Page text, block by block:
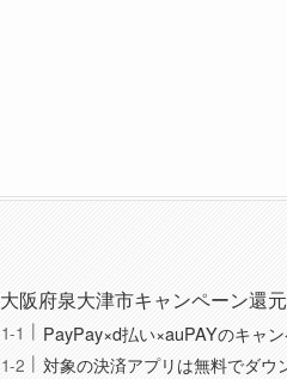
大阪府泉大津市キャンペーン還
PayPay×d払い×auPAYのキャ
対象の決済アプリは無料でダウ